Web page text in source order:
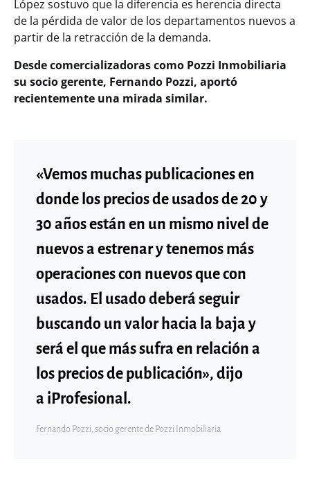
López sostuvo que la diferencia es herencia directa
de la pérdida de valor de los departamentos nuevos a
partir de la retracción de la demanda.
Desde comercializadoras como Pozzi Inmobiliaria
su socio gerente, Fernando Pozzi, aportó
recientemente una mirada similar.
«Vemos muchas publicaciones en
donde los precios de usados de 20 y
30 años están en un mismo nivel de
nuevos a estrenar y tenemos más
operaciones con nuevos que con
usados. El usado deberá seguir
buscando un valor hacia la baja y
será el que más sufra en relación a
los precios de publicación», dijo
a iProfesional.
Fernando Pozzi, socio gerente de Pozzi Inmobiliaria